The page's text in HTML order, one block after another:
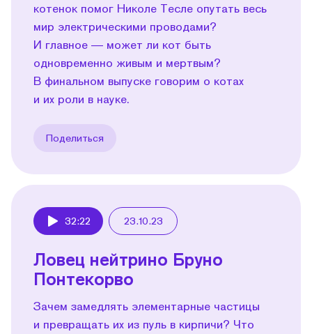
котенок помог Николе Тесле опутать весь
мир электрическими проводами?
И главное — может ли кот быть
одновременно живым и мертвым?
В финальном выпуске говорим о котах
и их роли в науке.
Поделиться
32:22 23.10.23
Ловец нейтрино Бруно
Понтекорво
Зачем замедлять элементарные частицы
и превращать их из пуль в кирпичи? Что